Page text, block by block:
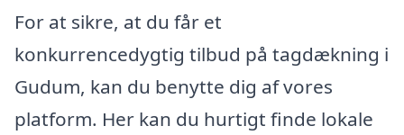
For at sikre, at du får et
konkurrencedygtig tilbud på tagdækning i
Gudum, kan du benytte dig af vores
platform. Her kan du hurtigt finde lokale